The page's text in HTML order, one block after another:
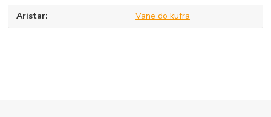
Aristar Vane do kufra